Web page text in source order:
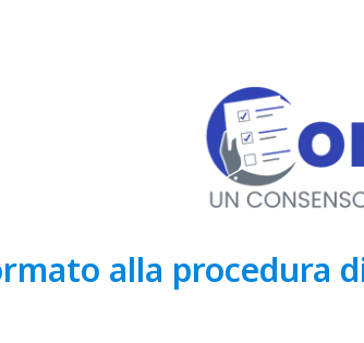
alla procedura